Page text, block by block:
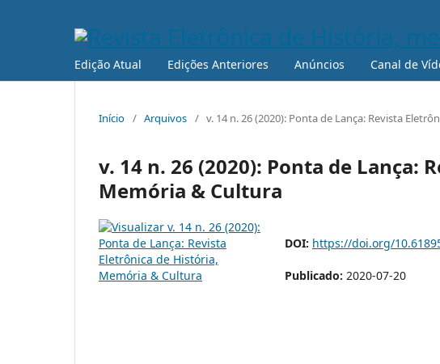
Edição Atual Edições Anteriores Anúncios Canal de
Início / Arquivos / v. 14 n. 26 (2020): Ponta de Lança: Revista
v. 14 n. 26 (2020): Ponta de Lança:
Memória & Cultura
DOI: https://doi.org/
Publicado: 2020-07-20